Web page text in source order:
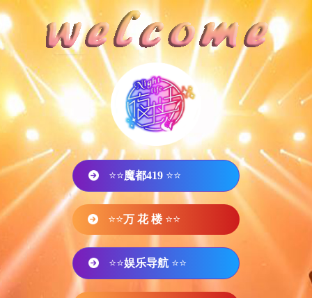
⭐⭐魔都419 ⭐⭐
⭐⭐万 花 楼 ⭐⭐
⭐⭐娱乐导航 ⭐⭐